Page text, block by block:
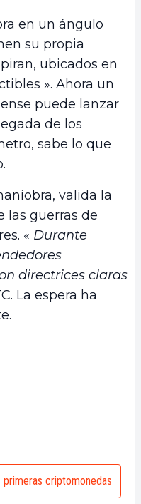
en un ángulo
su propia
ubicados en
». Ahora un
puede lanzar
de los
sabe lo que
valida la
las guerras de
« Durante
directrices claras
La espera ha
criptomonedas